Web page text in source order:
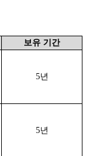
보유 기간
5년
5년